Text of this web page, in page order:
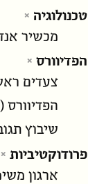
טכנולוגיה
מכשיר
הפדיוורס
צעדים
הפדיוורס (fediverse): רשת חברתית מבוזרת
שיבוץ
פרודוקטיביות
ארגון